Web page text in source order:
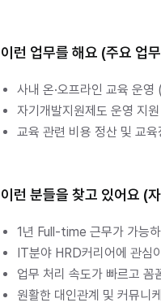
이런 업무를 해요 (주요 업
사내 온·오프라인 교육 운
자기개발지원제도 운영 지원
교육 관련 비용 정산 및 교육
이런 분들을 찾고 있어요 (
1년 Full-time 근무가 가능
IT분야 HRD커리어에 관심
업무 처리 속도가 빠르고 꼼
원활한 대인관계 및 커뮤니